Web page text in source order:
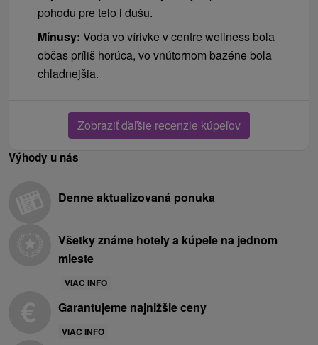
pohodu pre telo i dušu.
Mínusy: Voda vo vírivke v centre wellness bola
občas príliš horúca, vo vnútornom bazéne bola
chladnejšia.
Zobraziť ďaľšie recenzie kúpeľov
Výhody u nás
Denne aktualizovaná ponuka
Všetky známe hotely a kúpele na jednom
mieste
VIAC INFO
Garantujeme najnižšie ceny
VIAC INFO